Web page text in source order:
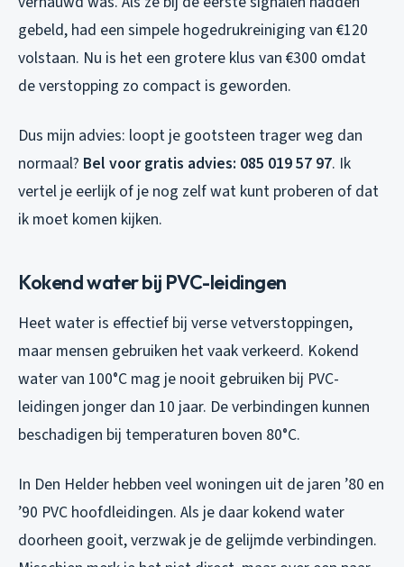
gebeld, had een simpele hogedrukreiniging van €120
volstaan. Nu is het een grotere klus van €300 omdat
de verstopping zo compact is geworden.
Dus mijn advies: loopt je gootsteen trager weg dan
normaal? Bel voor gratis advies: 085 019 57 97. Ik
vertel je eerlijk of je nog zelf wat kunt proberen of dat
ik moet komen kijken.
Kokend water bij PVC-leidingen
Heet water is effectief bij verse vetverstoppingen,
maar mensen gebruiken het vaak verkeerd. Kokend
water van 100°C mag je nooit gebruiken bij PVC-
leidingen jonger dan 10 jaar. De verbindingen kunnen
beschadigen bij temperaturen boven 80°C.
In Den Helder hebben veel woningen uit de jaren ’80 en
’90 PVC hoofdleidingen. Als je daar kokend water
doorheen gooit, verzwak je de gelijmde verbindingen.